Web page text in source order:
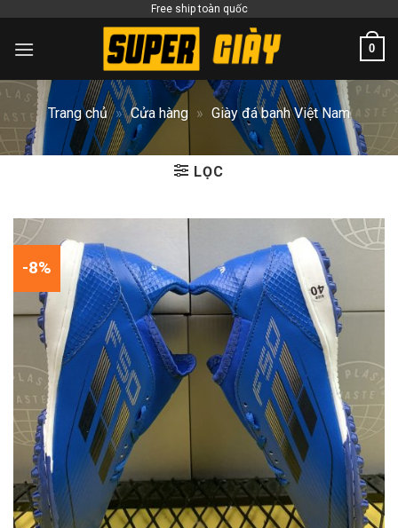
content
Free ship toàn quốc
0
Trang chủ » Cửa hàng » Giày đá banh Việt Nam
LỌC
-8%